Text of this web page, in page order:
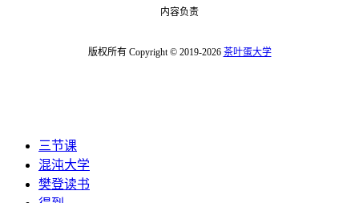
内容负责
版权所有 Copyright © 2019-2026 茶叶蛋大学
三节课
混沌大学
樊登读书